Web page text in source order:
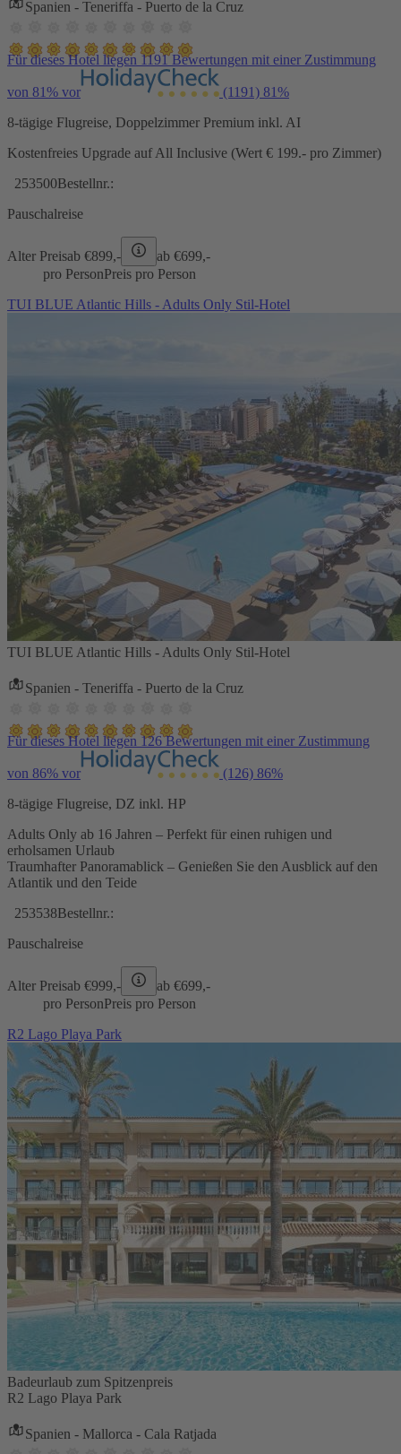
Spanien - Teneriffa - Puerto de la Cruz
Für dieses Hotel liegen 1191 Bewertungen mit einer Zustimmung
von 81% vor (1191) 81%
8-tägige Flugreise, Doppelzimmer Premium inkl. AI
Kostenfreies Upgrade auf All Inclusive (Wert € 199.- pro Zimmer)
253500Bestellnr.:
Pauschalreise
Alter Preisab €899,- ab €699,-
pro PersonPreis pro Person
TUI BLUE Atlantic Hills - Adults Only Stil-Hotel
TUI BLUE Atlantic Hills - Adults Only Stil-Hotel
Spanien - Teneriffa - Puerto de la Cruz
Für dieses Hotel liegen 126 Bewertungen mit einer Zustimmung
von 86% vor (126) 86%
8-tägige Flugreise, DZ inkl. HP
Adults Only ab 16 Jahren – Perfekt für einen ruhigen und
erholsamen Urlaub
Traumhafter Panoramablick – Genießen Sie den Ausblick auf den
Atlantik und den Teide
253538Bestellnr.:
Pauschalreise
Alter Preisab €999,- ab €699,-
pro PersonPreis pro Person
R2 Lago Playa Park
Badeurlaub zum Spitzenpreis
R2 Lago Playa Park
Spanien - Mallorca - Cala Ratjada